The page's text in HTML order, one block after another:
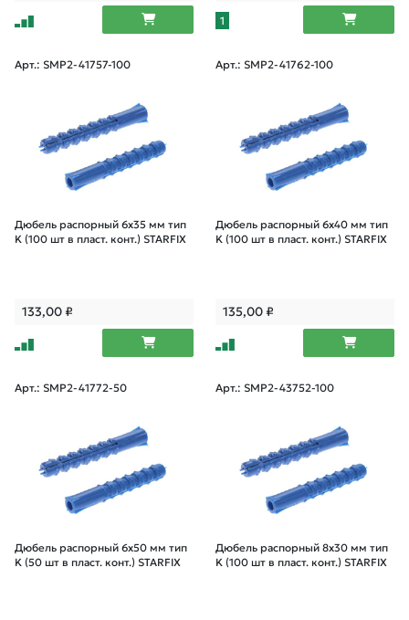
1
Арт.: SMP2-41757-100
Дюбель распорный 6х35 мм тип
K (100 шт в пласт. конт.) STARFIX
133,00₽
Арт.: SMP2-41762-100
Дюбель распорный 6х40 мм тип
K (100 шт в пласт. конт.) STARFIX
135,00₽
Арт.: SMP2-41772-50
Дюбель распорный 6х50 мм тип
K (50 шт в пласт. конт.) STARFIX
Арт.: SMP2-43752-100
Дюбель распорный 8х30 мм тип
K (100 шт в пласт. конт.) STARFIX